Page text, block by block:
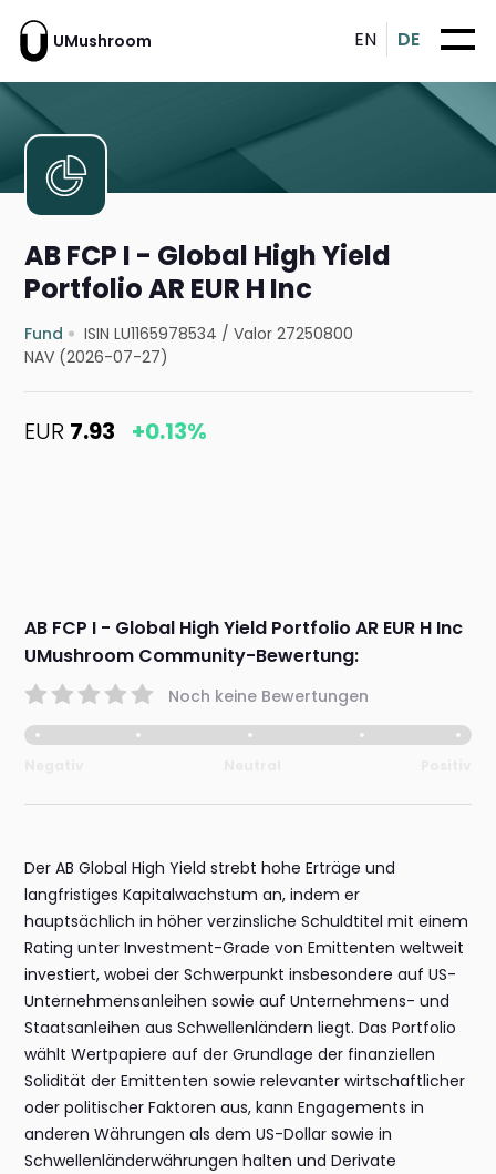
UMushroom EN DE
AB FCP I - Global High Yield
Portfolio AR EUR H Inc
Fund ISIN LU1165978534 /Valor 27250800
NAV (2026-07-27)
EUR 7.93 +0.13%
AB FCP I - Global High Yield Portfolio AR EUR H Inc
UMushroom Community-Bewertung:
Noch keine Bewertungen
Der AB Global High Yield strebt hohe Erträge und
langfristiges Kapitalwachstum an, indem er
hauptsächlich in höher verzinsliche Schuldtitel mit einem
Rating unter Investment-Grade von Emittenten weltweit
investiert, wobei der Schwerpunkt insbesondere auf US-
Unternehmensanleihen sowie auf Unternehmens- und
Staatsanleihen aus Schwellenländern liegt. Das Portfolio
wählt Wertpapiere auf der Grundlage der finanziellen
Solidität der Emittenten sowie relevanter wirtschaftlicher
oder politischer Faktoren aus, kann Engagements in
anderen Währungen als dem US-Dollar sowie in
Schwellenländerwährungen halten und Derivate